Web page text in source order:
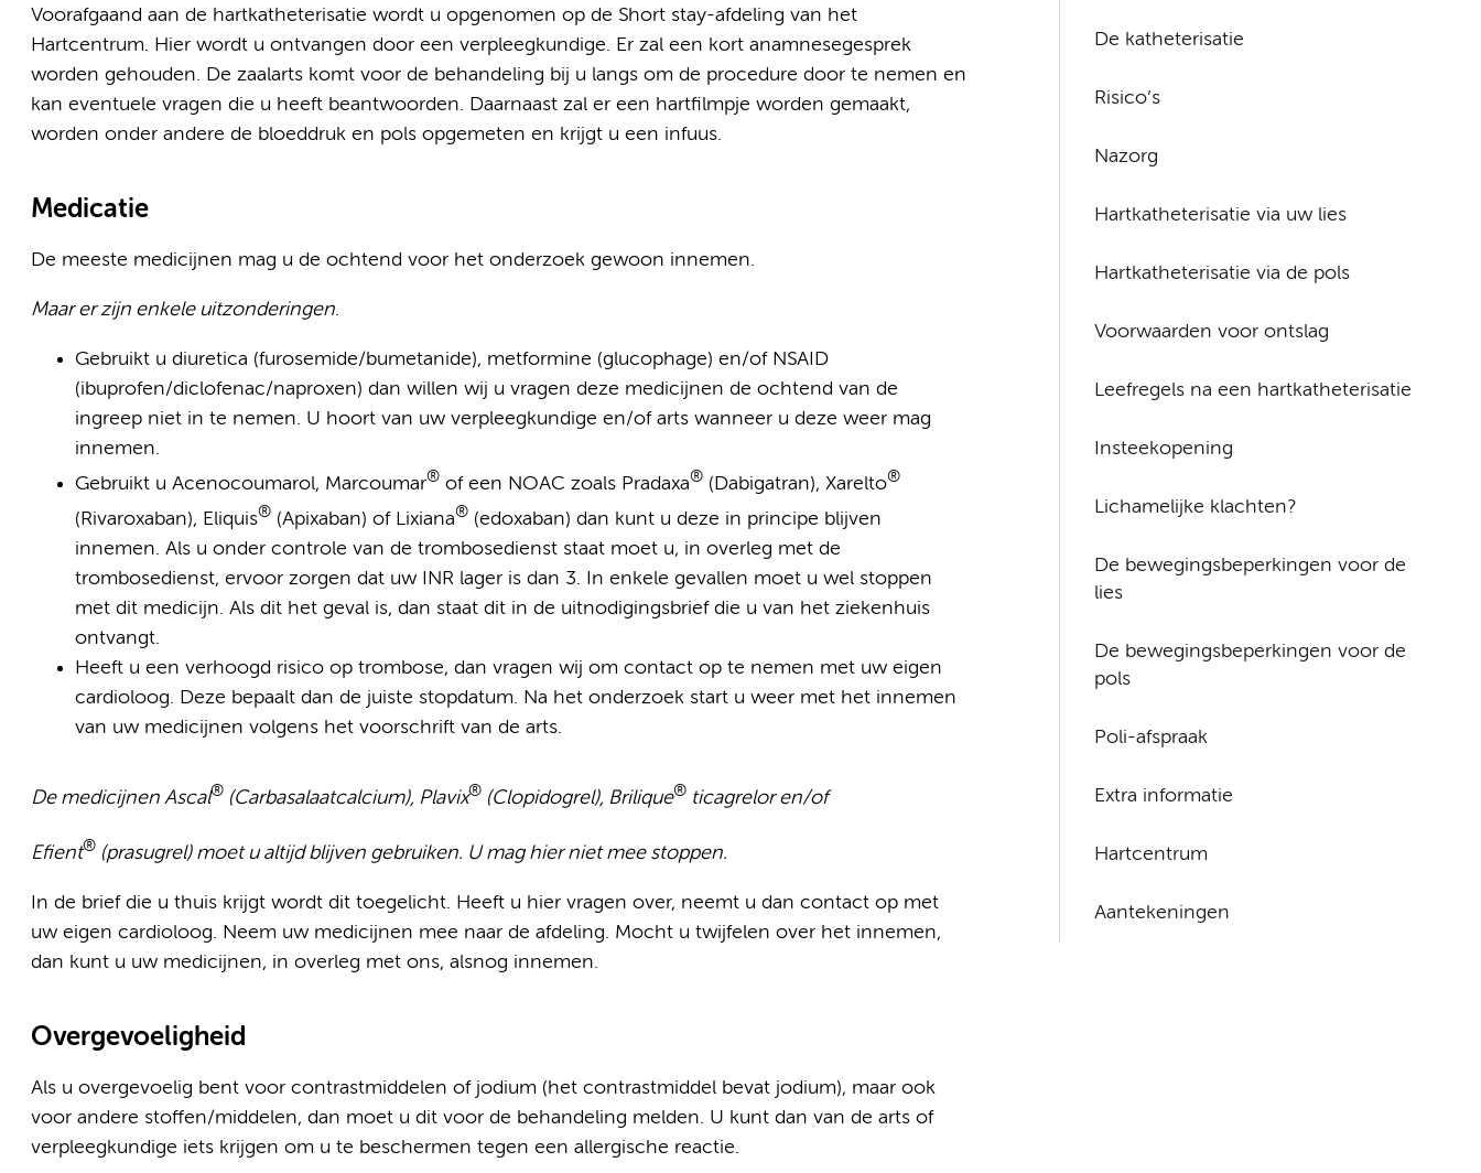
Voorafgaand aan de hartkatheterisatie wordt u opgenomen op de Short stay-afdeling van het
Hartcentrum. Hier wordt u ontvangen door een verpleegkundige. Er zal een kort anamnesegesprek
worden gehouden. De zaalarts komt voor de behandeling bij u langs om de procedure door te nemen en
kan eventuele vragen die u heeft beantwoorden. Daarnaast zal er een hartfilmpje worden gemaakt,
worden onder andere de bloeddruk en pols opgemeten en krijgt u een infuus.
Medicatie
De meeste medicijnen mag u de ochtend voor het onderzoek gewoon innemen.
Maar er zijn enkele uitzonderingen.
Gebruikt u diuretica (furosemide/bumetanide), metformine (glucophage) en/of NSAID
(ibuprofen/diclofenac/naproxen) dan willen wij u vragen deze medicijnen de ochtend van de
ingreep niet in te nemen. U hoort van uw verpleegkundige en/of arts wanneer u deze weer mag
innemen.
Gebruikt u Acenocoumarol, Marcoumar® of een NOAC zoals Pradaxa® (Dabigatran), Xarelto®
(Rivaroxaban), Eliquis® (Apixaban) of Lixiana® (edoxaban) dan kunt u deze in principe blijven
innemen. Als u onder controle van de trombosedienst staat moet u, in overleg met de
trombosedienst, ervoor zorgen dat uw INR lager is dan 3. In enkele gevallen moet u wel stoppen
met dit medicijn. Als dit het geval is, dan staat dit in de uitnodigingsbrief die u van het ziekenhuis
ontvangt.
Heeft u een verhoogd risico op trombose, dan vragen wij om contact op te nemen met uw eigen
cardioloog. Deze bepaalt dan de juiste stopdatum. Na het onderzoek start u weer met het innemen
van uw medicijnen volgens het voorschrift van de arts.
De medicijnen Ascal® (Carbasalaatcalcium), Plavix® (Clopidogrel), Brilique® ticagrelor en/of
Efient® (prasugrel) moet u altijd blijven gebruiken. U mag hier niet mee stoppen.
In de brief die u thuis krijgt wordt dit toegelicht. Heeft u hier vragen over, neemt u dan contact op met
uw eigen cardioloog. Neem uw medicijnen mee naar de afdeling. Mocht u twijfelen over het innemen,
dan kunt u uw medicijnen, in overleg met ons, alsnog innemen.
Overgevoeligheid
Als u overgevoelig bent voor contrastmiddelen of jodium (het contrastmiddel bevat jodium), maar ook
voor andere stoffen/middelen, dan moet u dit voor de behandeling melden. U kunt dan van de arts of
verpleegkundige iets krijgen om u te beschermen tegen een allergische reactie.
De katheterisatie
Risico’s
Nazorg
Hartkatheterisatie via uw lies
Hartkatheterisatie via de pols
Voorwaarden voor ontslag
Leefregels na een hartkatheterisatie
Insteekopening
Lichamelijke klachten?
De bewegingsbeperkingen voor de
lies
De bewegingsbeperkingen voor de
pols
Poli-afspraak
Extra informatie
Hartcentrum
Aantekeningen